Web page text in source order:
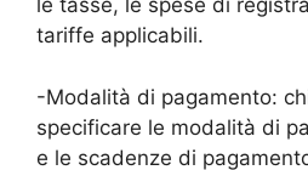
le tasse, le spese di
tariffe applicabili.
-Modalità di pagamento:
specificare le modalità di
e le scadenze di